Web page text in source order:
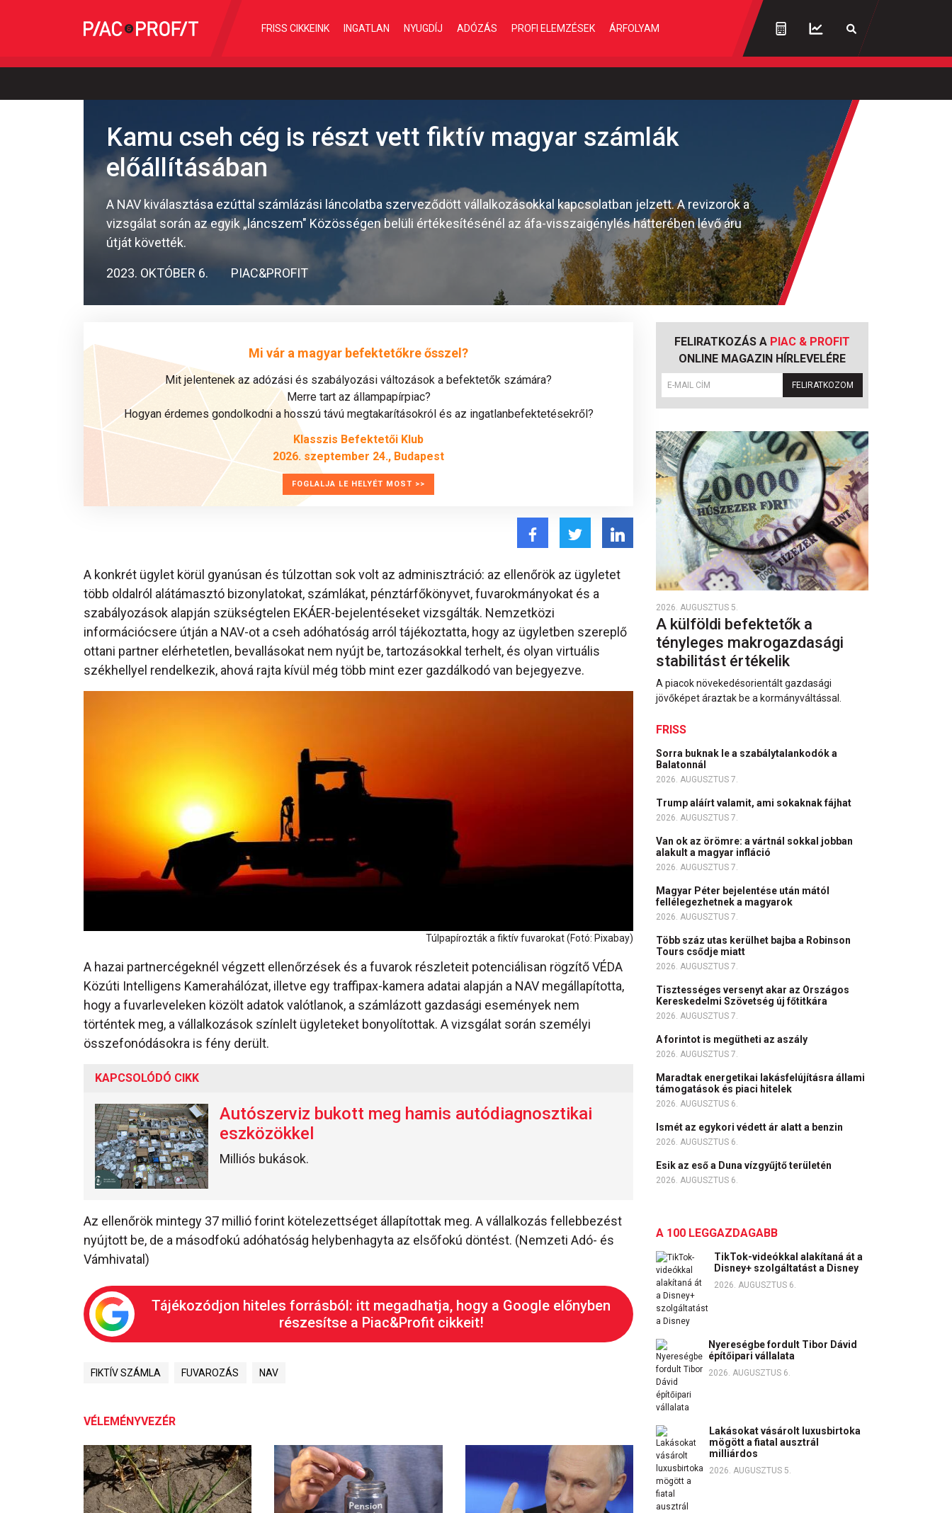
FRISS CIKKEINK INGATLAN NYUGDÍJ ADÓZÁS PROFI ELEMZÉSEK ÁRFOLYAM
Kamu cseh cég is részt vett fiktív magyar számlák
előállításában
A NAV kiválasztása ezúttal számlázási láncolatba szerveződött vállalkozásokkal kapcsolatban jelzett. A revizorok a
vizsgálat során az egyik „láncszem" Közösségen belüli értékesítésénél az áfa-visszaigénylés hátterében lévő áru
útját követték.
2023. OKTÓBER 6. PIAC&PROFIT
Mi vár a magyar befektetőkre ősszel?
Mit jelentenek az adózási és szabályozási változások a befektetők számára?
Merre tart az állampapírpiac?
Hogyan érdemes gondolkodni a hosszú távú megtakarításokról és az ingatlanbefektetésekről?
Klasszis Befektetői Klub
2026. szeptember 24., Budapest
FOGLALJA LE HELYÉT MOST >>
A konkrét ügylet körül gyanúsan és túlzottan sok volt az adminisztráció: az ellenőrök az ügyletet
több oldalról alátámasztó bizonylatokat, számlákat, pénztárfőkönyvet, fuvarokmányokat és a
szabályozások alapján szükségtelen EKÁER-bejelentéseket vizsgálták. Nemzetközi
információcsere útján a NAV-ot a cseh adóhatóság arról tájékoztatta, hogy az ügyletben szereplő
ottani partner elérhetetlen, bevallásokat nem nyújt be, tartozásokkal terhelt, és olyan virtuális
székhellyel rendelkezik, ahová rajta kívül még több mint ezer gazdálkodó van bejegyezve.
Túlpapírozták a fiktív fuvarokat (Fotó: Pixabay)
A hazai partnercégeknél végzett ellenőrzések és a fuvarok részleteit potenciálisan rögzítő VÉDA
Közúti Intelligens Kamerahálózat, illetve egy traffipax-kamera adatai alapján a NAV megállapította,
hogy a fuvarleveleken közölt adatok valótlanok, a számlázott gazdasági események nem
történtek meg, a vállalkozások színlelt ügyleteket bonyolítottak. A vizsgálat során személyi
összefonódásokra is fény derült.
KAPCSOLÓDÓ CIKK
Autószerviz bukott meg hamis autódiagnosztikai
eszközökkel
Milliós bukások.
Az ellenőrök mintegy 37 millió forint kötelezettséget állapítottak meg. A vállalkozás fellebbezést
nyújtott be, de a másodfokú adóhatóság helybenhagyta az elsőfokú döntést. (Nemzeti Adó- és
Vámhivatal)
Tájékozódjon hiteles forrásból: itt megadhatja, hogy a Google előnyben
részesítse a Piac&Profit cikkeit!
FIKTÍV SZÁMLA FUVAROZÁS NAV
VÉLEMÉNYVEZÉR
FELIRATKOZÁS A PIAC & PROFIT
ONLINE MAGAZIN HÍRLEVELÉRE
FELIRATKOZOM
2026. AUGUSZTUS 5.
A külföldi befektetők a
tényleges makrogazdasági
stabilitást értékelik
A piacok növekedésorientált gazdasági
jövőképet áraztak be a kormányváltással.
FRISS
Sorra buknak le a szabálytalankodók a
Balatonnál
2026. AUGUSZTUS 7.
Trump aláírt valamit, ami sokaknak fájhat
2026. AUGUSZTUS 7.
Van ok az örömre: a vártnál sokkal jobban
alakult a magyar infláció
2026. AUGUSZTUS 7.
Magyar Péter bejelentése után mától
fellélegezhetnek a magyarok
2026. AUGUSZTUS 7.
Több száz utas kerülhet bajba a Robinson
Tours csődje miatt
2026. AUGUSZTUS 7.
Tisztességes versenyt akar az Országos
Kereskedelmi Szövetség új főtitkára
2026. AUGUSZTUS 7.
A forintot is megütheti az aszály
2026. AUGUSZTUS 7.
Maradtak energetikai lakásfelújításra állami
támogatások és piaci hitelek
2026. AUGUSZTUS 6.
Ismét az egykori védett ár alatt a benzin
2026. AUGUSZTUS 6.
Esik az eső a Duna vízgyűjtő területén
2026. AUGUSZTUS 6.
A 100 LEGGAZDAGABB
TikTok-videókkal alakítaná át a
Disney+ szolgáltatást a Disney
2026. AUGUSZTUS 6.
Nyereségbe fordult Tibor Dávid
építőipari vállalata
2026. AUGUSZTUS 6.
Lakásokat vásárolt luxusbirtoka
mögött a fiatal ausztrál
milliárdos
2026. AUGUSZTUS 5.